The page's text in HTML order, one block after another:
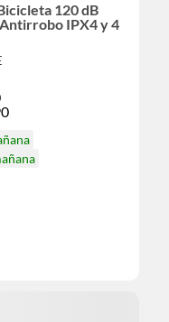
120 dB
IPX4 y 4